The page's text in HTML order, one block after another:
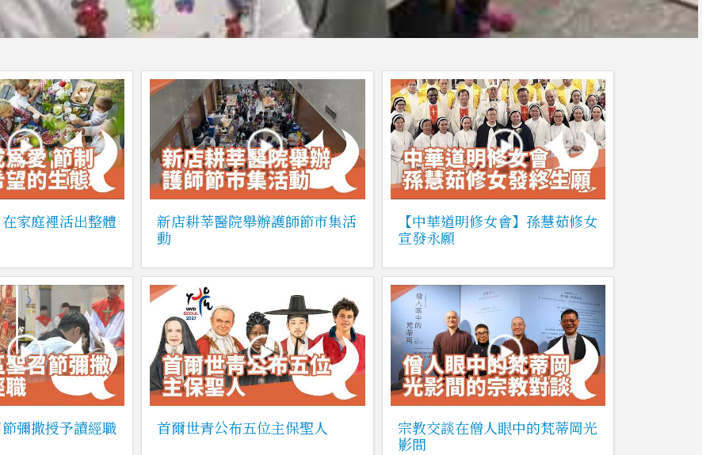
家庭裡活出整體
新店耕莘醫院舉辦護師節市集活
動
【中華道明修女會】孫慧茹修女
宣發永願
彌撒授予讀經職 首爾世青公布五位主保聖人
宗教交談在僧人眼中的梵蒂岡光
影間